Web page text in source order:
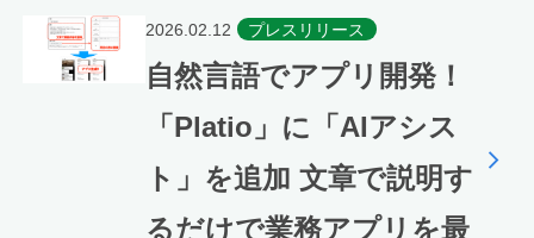
2026.02.12 プレスリリース
自然言語でアプリ開発！
「Platio」に「AIアシス
ト」を追加 文章で説明す
るだけで業務アプリを最